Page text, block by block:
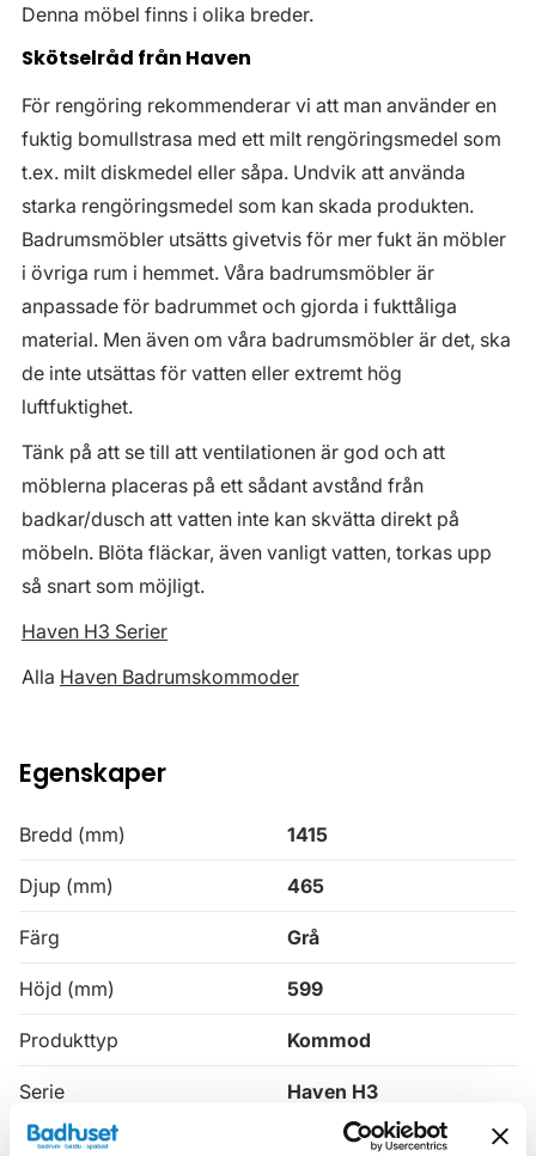
Denna möbel finns i olika breder.
Skötselråd från Haven
För rengöring rekommenderar vi att man använder en
fuktig bomullstrasa med ett milt rengöringsmedel som
t.ex. milt diskmedel eller såpa. Undvik att använda
starka rengöringsmedel som kan skada produkten.
Badrumsmöbler utsätts givetvis för mer fukt än möbler
i övriga rum i hemmet. Våra badrumsmöbler är
anpassade för badrummet och gjorda i fukttåliga
material. Men även om våra badrumsmöbler är det, ska
de inte utsättas för vatten eller extremt hög
luftfuktighet.
Tänk på att se till att ventilationen är god och att
möblerna placeras på ett sådant avstånd från
badkar/dusch att vatten inte kan skvätta direkt på
möbeln. Blöta fläckar, även vanligt vatten, torkas upp
så snart som möjligt.
Haven H3 Serier
Alla Haven Badrumskommoder
Egenskaper
Bredd (mm) 1415
Djup (mm) 465
Färg Grå
Höjd (mm) 599
Produkttyp Kommod
Serie Haven H3
Varumärke Haven